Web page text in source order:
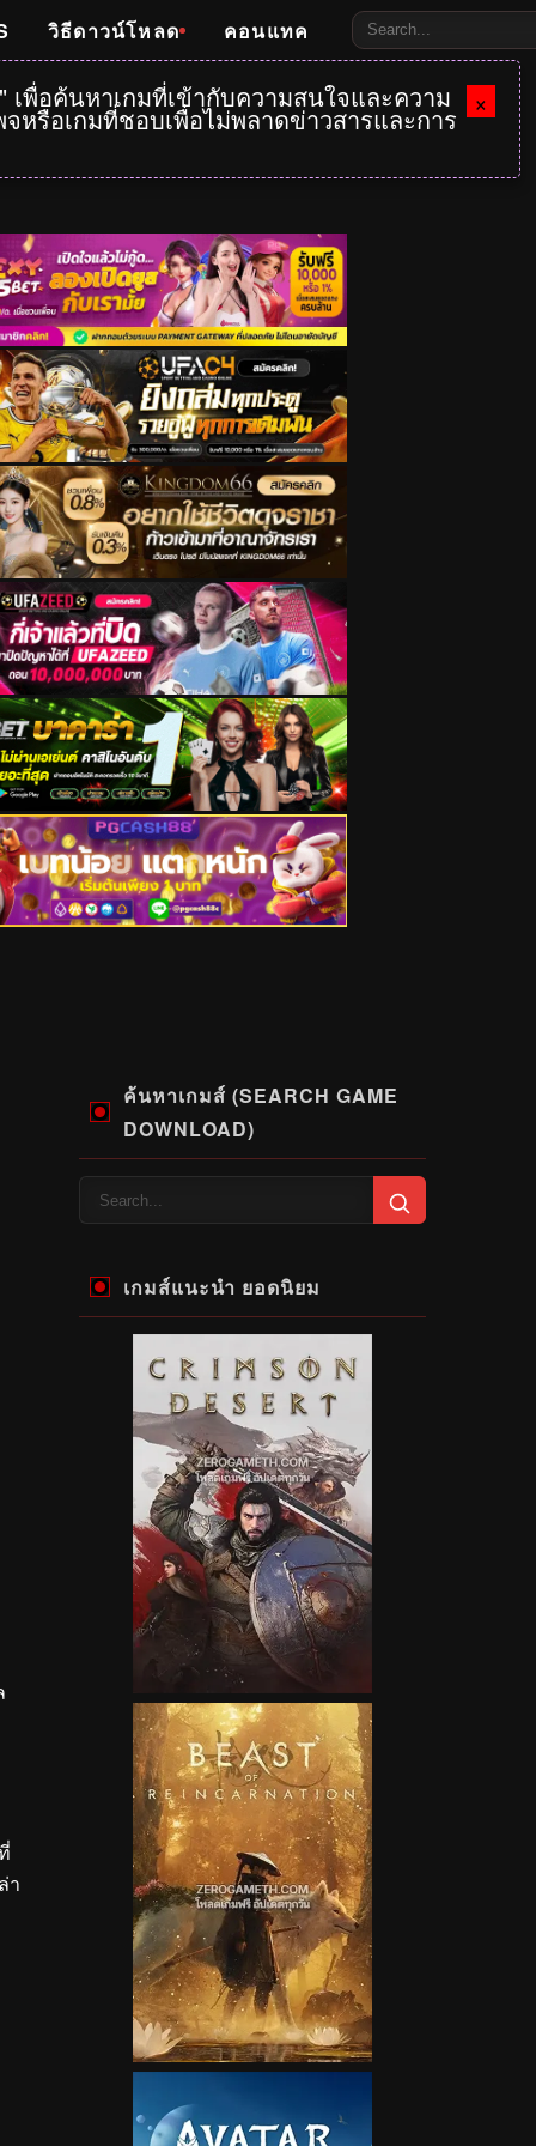
วิธีดาวน์โหลด คอนแทค
×
พื่อค้นหาเกมที่เข้ากับความสนใจและความ
รือเกมที่ชอบเพื่อไม่พลาดข่าวสารและการ
า
ค้นหาเกมส์ (SEARCH GAME
DOWNLOAD)
เกมส์แนะนำ ยอดนิยม